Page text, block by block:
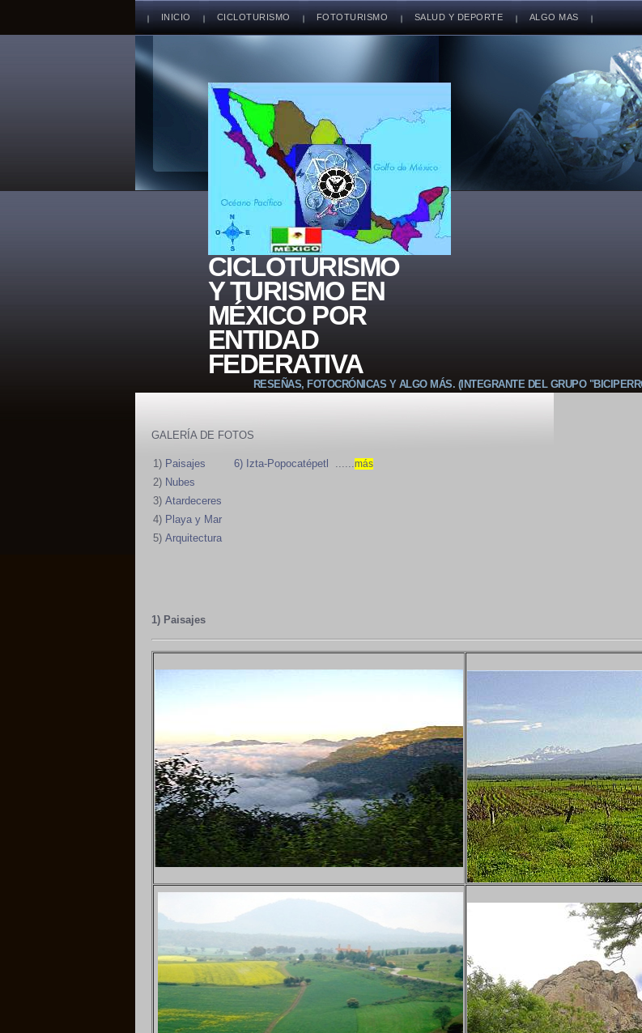
INICIO CICLOTURISMO FOTOTURISMO SALUD Y DEPORTE ALGO MAS
CICLOTURISMO
Y TURISMO EN
MÉXICO POR
ENTIDAD
FEDERATIVA
RESEÑAS, FOTOCRÓNICAS Y ALGO MÁS. (INTEGRANTE DEL GRUPO
GALERÍA DE FOTOS
1) Paisajes 6) Izta-Popocatépetl ......más
2) Nubes
3) Atardeceres
4) Playa y Mar
5) Arquitectura
1) Paisajes